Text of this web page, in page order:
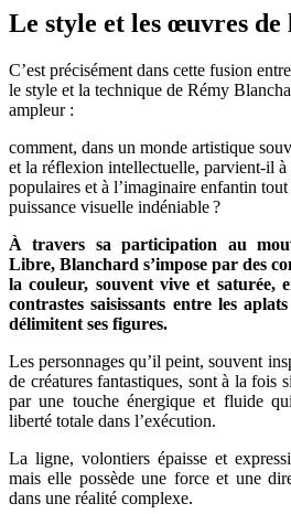
Le style et les œuvres de
C’est précisément dans cette fusion
le style et la technique de Rémy
ampleur :
comment, dans un monde artistique
et la réflexion intellectuelle, parvient-il
populaires et à l’imaginaire enfantin
puissance visuelle indéniable ?
À travers sa participation au
Libre, Blanchard s’impose par des
la couleur, souvent vive et saturée,
contrastes saisissants entre les
délimitent ses figures.
Les personnages qu’il peint, souvent
de créatures fantastiques, sont à la fois
par une touche énergique et fluide
liberté totale dans l’exécution.
La ligne, volontiers épaisse et
mais elle possède une force et une
dans une réalité complexe.